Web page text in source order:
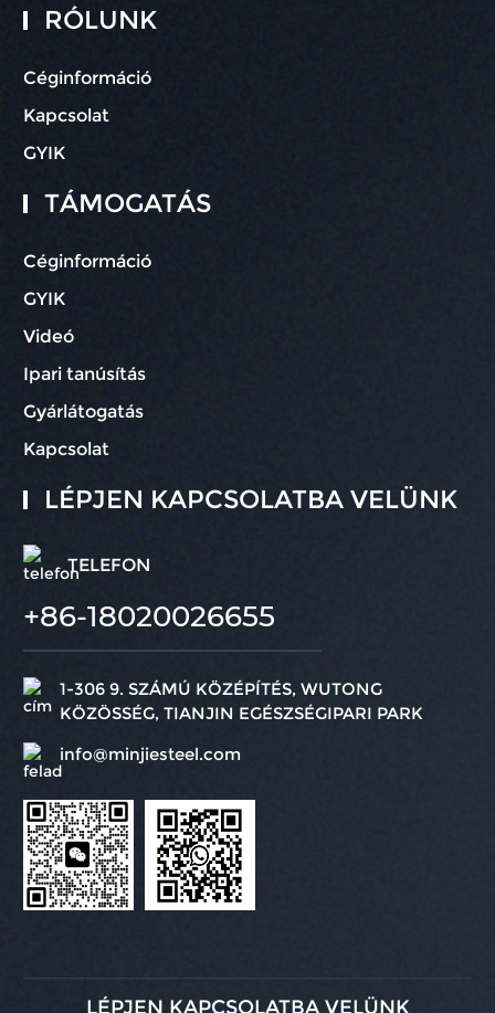
RÓLUNK
Céginformáció
Kapcsolat
GYIK
TÁMOGATÁS
Céginformáció
GYIK
Videó
Ipari tanúsítás
Gyárlátogatás
Kapcsolat
LÉPJEN KAPCSOLATBA VELÜNK
TELEFON
+86-18020026655
1-306 9. SZÁMÚ KÖZÉPÍTÉS, WUTONG
KÖZÖSSÉG, TIANJIN EGÉSZSÉGIPARI PARK
info@minjiesteel.com
LÉPJEN KAPCSOLATBA VELÜNK